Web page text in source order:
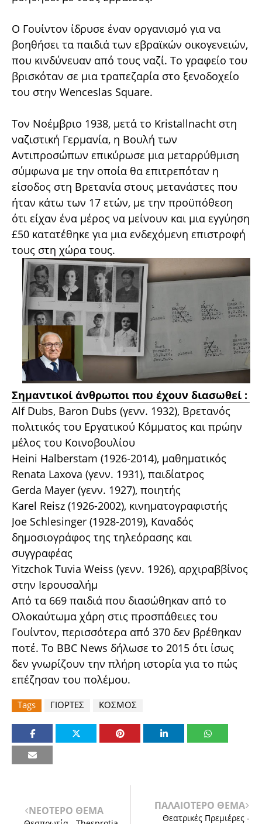
Ο Γουίντον ίδρυσε έναν οργανισμό για να
βοηθήσει τα παιδιά των εβραϊκών οικογενειών,
που κινδύνευαν από τους ναζί. Το γραφείο του
βρισκόταν σε μια τραπεζαρία στο ξενοδοχείο
του στην Wenceslas Square.
Τον Νοέμβριο 1938, μετά το Kristallnacht στη
ναζιστική Γερμανία, η Βουλή των
Αντιπροσώπων επικύρωσε μια μεταρρύθμιση
σύμφωνα με την οποία θα επιτρεπόταν η
είσοδος στη Βρετανία στους μετανάστες που
ήταν κάτω των 17 ετών, με την προϋπόθεση
ότι είχαν ένα μέρος να μείνουν και μια εγγύηση
£50 κατατέθηκε για μια ενδεχόμενη επιστροφή
τους στη χώρα τους.
Σημαντικοί άνθρωποι που έχουν διασωθεί :
Alf Dubs, Baron Dubs (γενν. 1932), Βρετανός
πολιτικός του Εργατικού Κόμματος και πρώην
μέλος του Κοινοβουλίου
Heini Halberstam (1926-2014), μαθηματικός
Renata Laxova (γενν. 1931), παιδίατρος
Gerda Mayer (γενν. 1927), ποιητής
Karel Reisz (1926-2002), κινηματογραφιστής
Joe Schlesinger (1928-2019), Καναδός
δημοσιογράφος της τηλεόρασης και
συγγραφέας
Yitzchok Tuvia Weiss (γενν. 1926), αρχιραββίνος
στην Ιερουσαλήμ
Από τα 669 παιδιά που διασώθηκαν από το
Ολοκαύτωμα χάρη στις προσπάθειες του
Γουίντον, περισσότερα από 370 δεν βρέθηκαν
ποτέ. Το BBC News δήλωσε το 2015 ότι ίσως
δεν γνωρίζουν την πλήρη ιστορία για το πώς
επέζησαν του πολέμου.
Tags ΓΙΟΡΤΕΣ ΚΟΣΜΟΣ
ΝΕΟΤΕΡΟ ΘΕΜΑ ΠΑΛΑΙΟΤΕΡΟ ΘΕΜΑ
Θεατρικές Πρεμιέρες -